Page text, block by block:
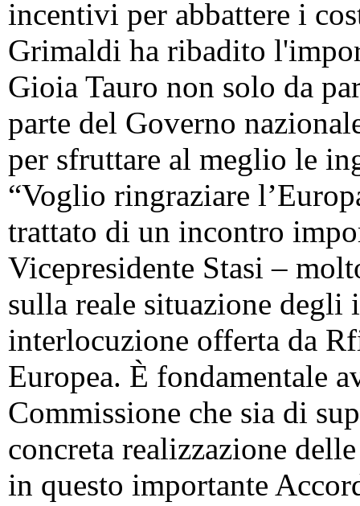
incentivi per abbattere i
Grimaldi ha ribadito
Gioia Tauro non solo da
parte del Governo
per sfruttare al meglio le
“Voglio ringraziare
trattato di un incontro
Vicepresidente Stasi –
sulla reale situazione
interlocuzione offerta da
Europea. È fondamentale
Commissione che sia di
concreta realizzazione
in questo importante